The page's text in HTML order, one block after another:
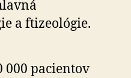
a ftizeológie.
000 pacientov